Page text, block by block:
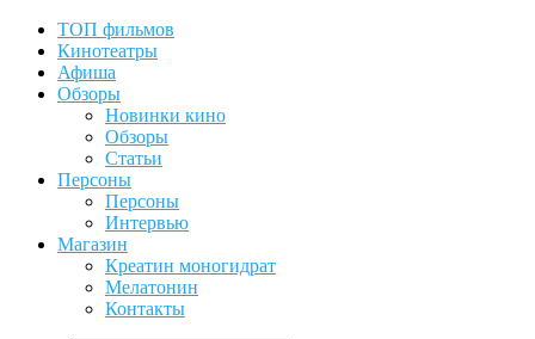
ТОП фильмов
Кинотеатры
Афиша
Обзоры
Новинки кино
Обзоры
Статьи
Персоны
Персоны
Интервью
Магазин
Креатин моногидрат
Мелатонин
Контакты